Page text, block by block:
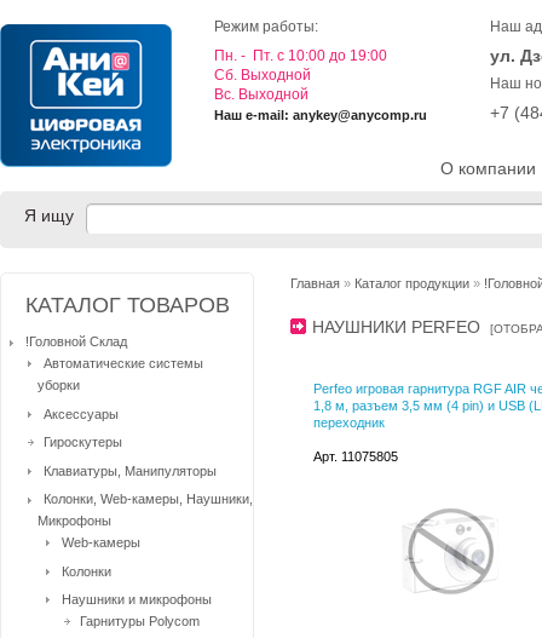
О компании
Режим работы:
Пн. - Пт. с 10:00 до 19:00
Cб. Выходной
Вс. Выходной
Наш e-mail: anykey@anycomp.ru
Наш
ул.
Наш
+7
Я ищу
Главная » Каталог продукции »
НАУШНИКИ PERFEO [
Perfeo игровая гарнитура RGF AIR
1,8 м, разъем 3,5 мм (4 pin) и USB
переходник
Арт. 11075805
КАТАЛОГ ТОВАРОВ
!Головной Склад
Автоматические системы
уборки
Аксессуары
Гироскутеры
Клавиатуры, Манипуляторы
Колонки, Web-камеры, Наушники,
Микрофоны
Web-камеры
Колонки
Наушники и микрофоны
Гарнитуры Polycom